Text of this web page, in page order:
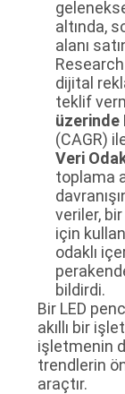
PRIVACY
POLICY
altında,
alanı
dijital
teklif
üzerinde
(CAGR)
Veri
toplama
veriler,
için
odaklı
bildirdi.
Bir LED
akıllı bir
işletmenin
trendlerin
araçtır.